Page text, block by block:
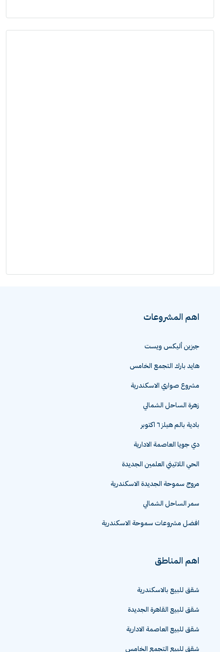
اهم المشروعات
جيزين أليكس ويست
هايد بارك التجمع الخامس
مشروع صواري الاسكندرية
زهرة الساحل الشمالي
بادية بالم هيلز ٦ اكتوبر
دي جويا العاصمة الادارية
الحي اللاتيني العلمين الجديدة
مروج سموحة الجديدة الاسكندرية
سمر الساحل الشمالي
افضل مشروعات سموحة الاسكندرية
اهم المناطق
شقق للبيع بالاسكندرية
شقق للبيع القاهرة الجديدة
شقق للبيع العاصمة الادارية
شقق للبيع التجمع الخامس